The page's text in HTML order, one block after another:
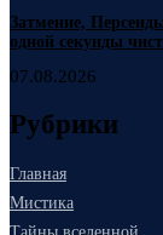
Затмение,
одной секунды
07.08.2026
Рубрики
Главная
Мистика